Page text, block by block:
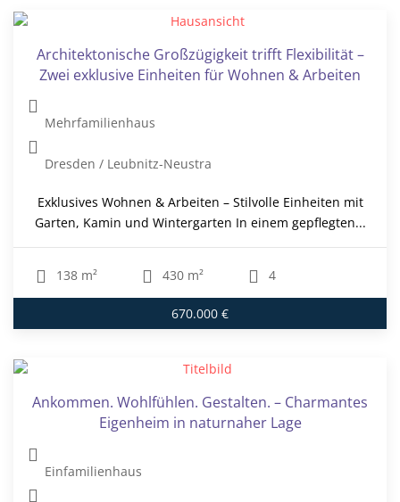
Architektonische Großzügigkeit trifft Flexibilität –
Zwei exklusive Einheiten für Wohnen & Arbeiten
Mehrfamilienhaus
Dresden / Leubnitz-Neustra
Exklusives Wohnen & Arbeiten – Stilvolle Einheiten mit
Garten, Kamin und Wintergarten In einem gepflegten...
138 m² 430 m² 4
670.000 €
Ankommen. Wohlfühlen. Gestalten. – Charmantes
Eigenheim in naturnaher Lage
Einfamilienhaus